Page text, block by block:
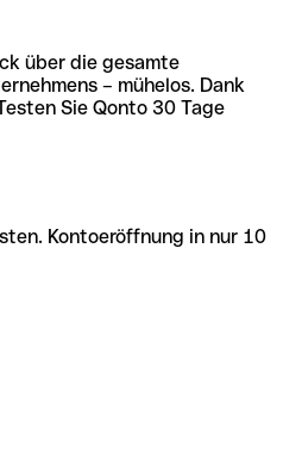
über die gesamte
– mühelos. Dank
Sie Qonto 30 Tage
Kontoeröffnung in nur 10